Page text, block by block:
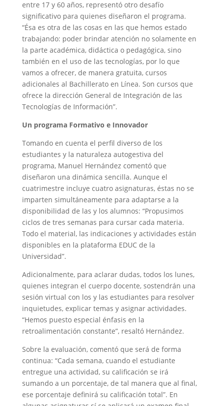
entre 17 y 60 años, representó otro desafío
significativo para quienes diseñaron el programa.
“Ésa es otra de las cosas en las que hemos estado
trabajando: poder brindar atención no solamente en
la parte académica, didáctica o pedagógica, sino
también en el uso de las tecnologías, por lo que
vamos a ofrecer, de manera gratuita, cursos
adicionales al Bachillerato en Línea. Son cursos que
ofrece la dirección General de Integración de las
Tecnologías de Información”.
Un programa Formativo e Innovador
Tomando en cuenta el perfil diverso de los
estudiantes y la naturaleza autogestiva del
programa, Manuel Hernández comentó que
diseñaron una dinámica sencilla. Aunque el
cuatrimestre incluye cuatro asignaturas, éstas no se
imparten simultáneamente para adaptarse a la
disponibilidad de las y los alumnos: “Propusimos
ciclos de tres semanas para cursar cada materia.
Todo el material, las indicaciones y actividades están
disponibles en la plataforma EDUC de la
Universidad”.
Adicionalmente, para aclarar dudas, todos los lunes,
quienes integran el cuerpo docente, sostendrán una
sesión virtual con los y las estudiantes para resolver
inquietudes, explicar temas y asignar actividades.
“Hemos puesto especial énfasis en la
retroalimentación constante”, resaltó Hernández.
Sobre la evaluación, comentó que será de forma
continua: “Cada semana, cuando el estudiante
entregue una actividad, su calificación se irá
sumando a un porcentaje, de tal manera que al final,
ese porcentaje definirá su calificación total”. En